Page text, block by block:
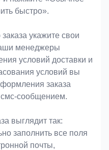
быстро».
укажите свои
менеджеры
условий доставки и
условий вы
заказа
сообщением.
выглядит так:
заполнить все поля
почты,